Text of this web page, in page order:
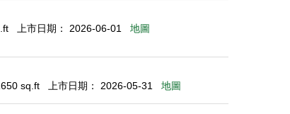
上市日期： 2026-06-01 地圖
sq.ft 上市日期： 2026-05-31 地圖